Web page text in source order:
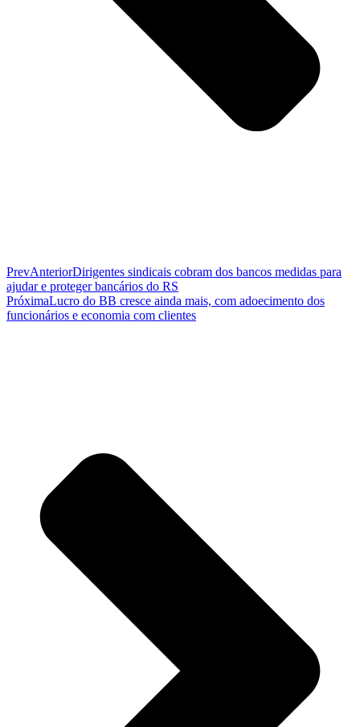
PrevAnteriorDirigentes sindicais cobram dos bancos medidas para
ajudar e proteger bancários do RS
PróximaLucro do BB cresce ainda mais, com adoecimento dos
funcionários e economia com clientes